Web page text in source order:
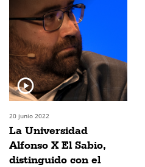
20 junio 2022
La Universidad
Alfonso X El Sabio,
distinguido con el